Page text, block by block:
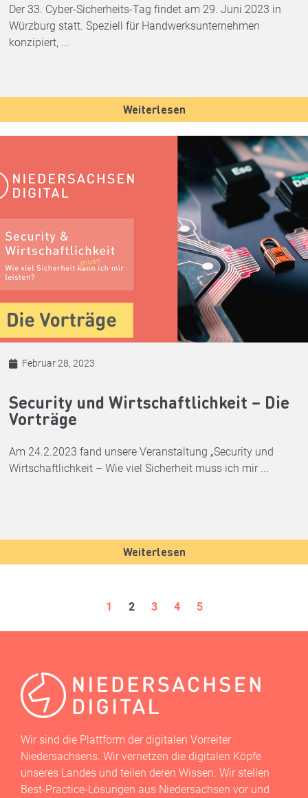
Der 33. Cyber-Sicherheits-Tag findet am 29. Juni 2023 in
Würzburg statt. Speziell für Handwerksunternehmen
konzipiert, ...
Weiterlesen
Februar 28, 2023
Security und Wirtschaftlichkeit – Die
Vorträge
Am 24.2.2023 fand unsere Veranstaltung „Security und
Wirtschaftlichkeit – Wie viel Sicherheit muss ich mir ...
Weiterlesen
1 2 3 4 5
Wir sind die Plattform der digitalen Vorreiter
Niedersachsens. Wir vernetzen die digitalen Köpfe
unseres Landes und teilen deren Wissen. Wir stellen
Best-Practice-Lösungen aus Niedersachsen vor und